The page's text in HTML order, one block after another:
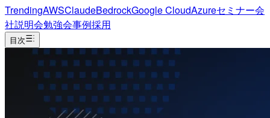
TrendingAWSClaudeBedrockGoogle CloudAzureセミナー会
社説明会勉強会事例採用
目次